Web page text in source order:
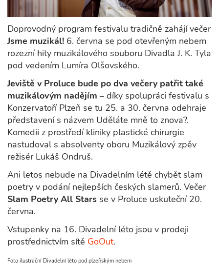
Doprovodný program festivalu tradičně zahájí večer
Jsme muzikál! 6. června se pod otevřeným nebem
rozezní hity muzikálového souboru Divadla J. K. Tyla
pod vedením Lumíra Olšovského.
Jeviště v Proluce bude po dva večery patřit také
muzikálovým nadějím – díky spolupráci festivalu s
Konzervatoří Plzeň se tu 25. a 30. června odehraje
představení s názvem Uděláte mně to znova?.
Komedii z prostředí kliniky plastické chirurgie
nastudoval s absolventy oboru Muzikálový zpěv
režisér Lukáš Ondruš.
Ani letos nebude na Divadelním létě chybět slam
poetry v podání nejlepších českých slamerů. Večer
Slam Poetry All Stars se v Proluce uskuteční 20.
června.
Vstupenky na 16. Divadelní léto jsou v prodeji
prostřednictvím sítě GoOut.
Foto ilustrační Divadelní léto pod plzeňským nebem